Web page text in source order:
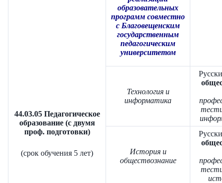
44.03.05 Педагогическое
образование (с двумя
проф. подготовки)
(срок обучения 5 лет)
образовательных
программ совместно
с Благовещенским
государственным
педагогическим
университетом
Технология и
информатика
История и
обществознание